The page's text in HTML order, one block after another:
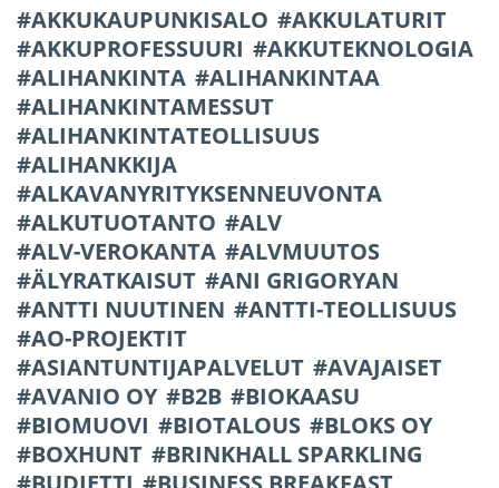
AKKUKAUPUNKISALO
AKKULATURIT
AKKUPROFESSUURI
AKKUTEKNOLOGIA
ALIHANKINTA
ALIHANKINTAA
ALIHANKINTAMESSUT
ALIHANKINTATEOLLISUUS
ALIHANKKIJA
ALKAVANYRITYKSENNEUVONTA
ALKUTUOTANTO
ALV
ALV-VEROKANTA
ALVMUUTOS
ÄLYRATKAISUT
ANI GRIGORYAN
ANTTI NUUTINEN
ANTTI-TEOLLISUUS
AO-PROJEKTIT
ASIANTUNTIJAPALVELUT
AVAJAISET
AVANIO OY
B2B
BIOKAASU
BIOMUOVI
BIOTALOUS
BLOKS OY
BOXHUNT
BRINKHALL SPARKLING